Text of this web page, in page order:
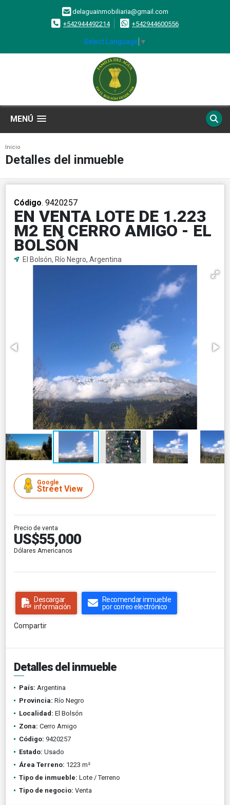
delaguainmobiliaria@gmail.com
+542944492214
+542944600556
Select Language ▼
MENÚ
Inicio
Detalles del inmueble
Código. 9420257
EN VENTA LOTE DE 1.223
M2 EN CERRO AMIGO - EL
BOLSÓN
El Bolsón, Río Negro, Argentina
Google
Street View
Precio de venta
US$55,000
Dólares Americanos
Descargar
información
Recomendar inmueble
por correo electrónico
Compartir
Detalles del inmueble
País: Argentina
Provincia: Río Negro
Localidad: El Bolsón
Zona: Cerro Amigo
Código: 9420257
Estado: Usado
Área Terreno: 1223 m²
Tipo de inmueble: Lote / Terreno
Tipo de negocio: Venta